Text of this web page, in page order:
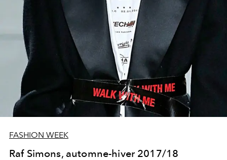
FASHION WEEK
Raf Simons, automne-hiver 2017/18